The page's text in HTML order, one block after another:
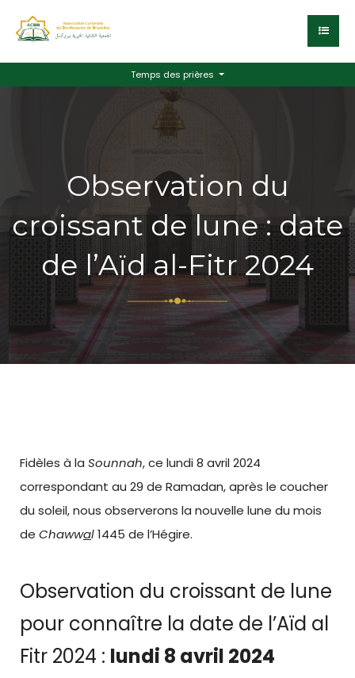
Temps des prières
Observation du
croissant de lune : date
de l’Aïd al-Fitr 2024
Fidèles à la Sounnah, ce lundi 8 avril 2024
correspondant au 29 de Ramadan, après le coucher
du soleil, nous observerons la nouvelle lune du mois
de Chawwal1445 de l’Hégire.
Observation du croissant de lune
pour connaître la date de l’Aïd al
Fitr 2024 : lundi 8 avril 2024